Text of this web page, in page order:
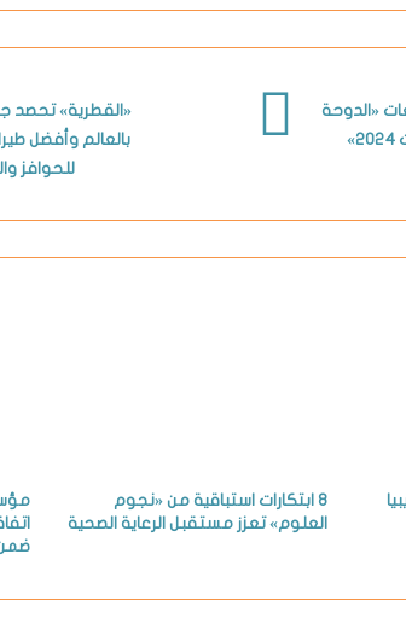
«القطرية» تحصد
بالعالم وأفضل
للحوافز
«الدوحة
8 ابتكارات استباقية من «نجوم
العلوم» تعزز مستقبل الرعاية الصحية